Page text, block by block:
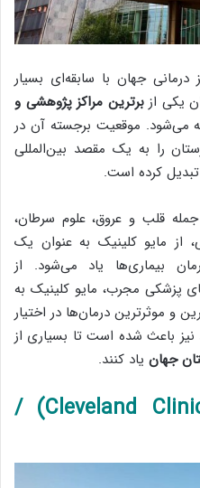
درمانی جهان با سابقه‌ای بسیار
یکی ازبرترین مراکز پژوهشی و
می‌شود. موقعیت برجسته آن در
را به یک مقصد بین‌المللی
تبدیل کرده است.
قلب و عروق، علوم سرطان،
از مایو کلینیک به عنوان یک
بیماری‌ها یاد می‌شود. از
پزشکی مجرب، مایو کلینیک به
و موثرترین درمان‌ها در اختیار
نیز باعث شده است تا بسیاری از
جهان یاد کنند.
2. کلینیک کلیولند (Cleveland Clinic) /